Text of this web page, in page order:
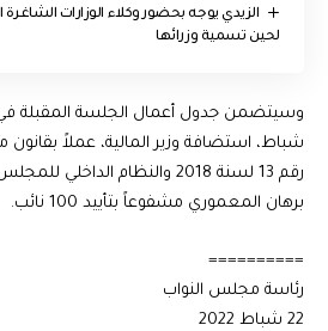
الزيدي يوجه بحضور وكلاء الوزارات
لحين تسمية وزرائها
شباط، استضافة وزير المالية، عملاً
رقم 13 لسنة 2018 والنظام
برهان المعموري مشفوعاً بتأييد 100 نائب.
==========
رئاسة مجلس النواب
22 شباط 2022